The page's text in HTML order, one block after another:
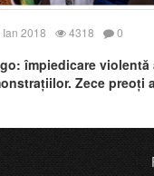
2018 4318 0
împiedicare violentă
Zece preoți